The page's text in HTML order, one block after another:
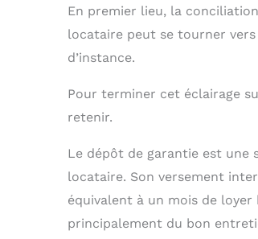
En premier lieu, la
locataire peut se tourner
d’instance.
Pour terminer cet éclairage
retenir.
Le dépôt de garantie est une
locataire. Son versement
équivalent à un mois de
principalement du bon